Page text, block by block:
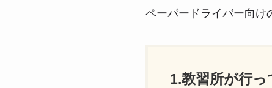
ペーパードライバー向け
1.教習所が行っ